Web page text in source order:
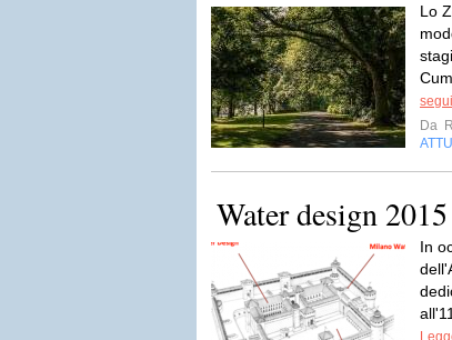
Lo
Da
Water design 2015
In